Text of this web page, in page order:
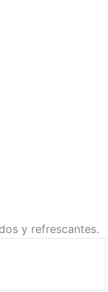
y refrescantes.